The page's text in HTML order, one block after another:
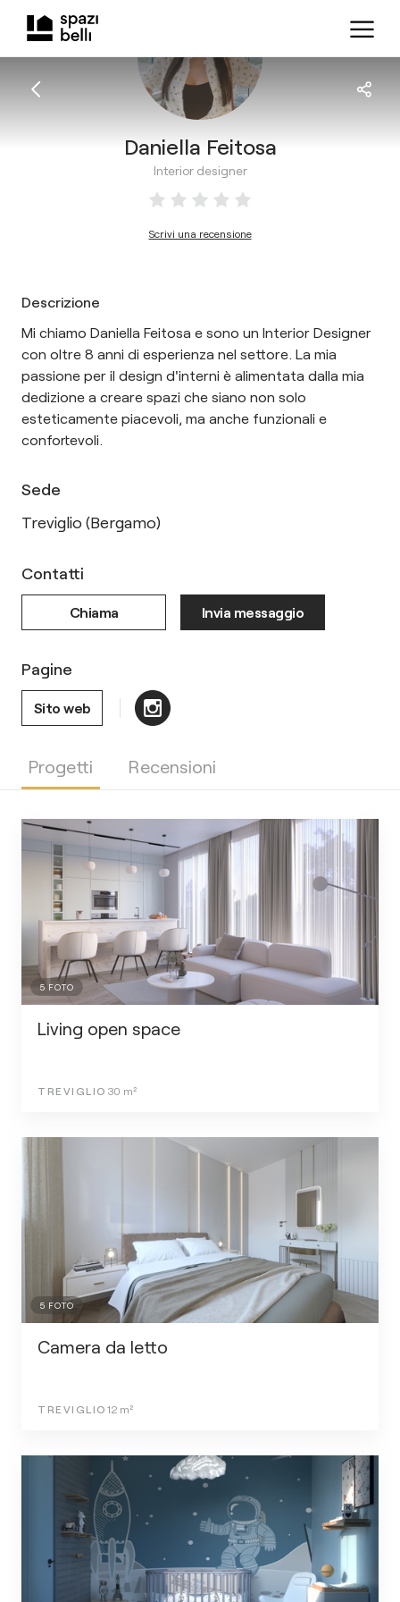
Daniella Feitosa
Interior designer
Scrivi una recensione
Descrizione
Mi chiamo Daniella Feitosa e sono un Interior Designer
con oltre 8 anni di esperienza nel settore. La mia
passione per il design d'interni è alimentata dalla mia
dedizione a creare spazi che siano non solo
esteticamente piacevoli, ma anche funzionali e
confortevoli.
Sede
Treviglio (Bergamo)
Pagine
Sito web
Contatti
Chiama Invia messaggio
Progetti Recensioni
5 FOTO
Living open space
TREVIGLIO 30 m²
5 FOTO
Camera da letto
TREVIGLIO 12m²